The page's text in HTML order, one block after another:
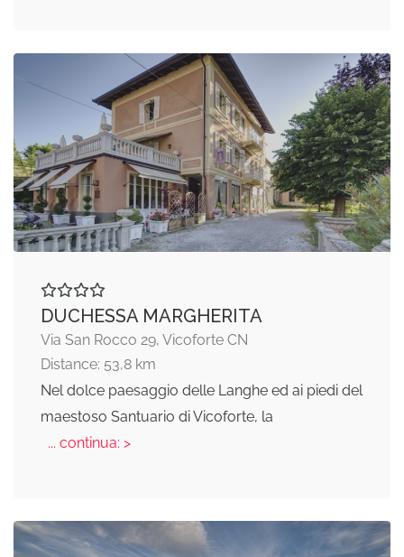
DUCHESSA MARGHERITA
Via San Rocco 29, Vicoforte CN
Distance: 53,8 km
Nel dolce paesaggio delle Langhe ed ai piedi del
maestoso Santuario di Vicoforte, la
... continua: >